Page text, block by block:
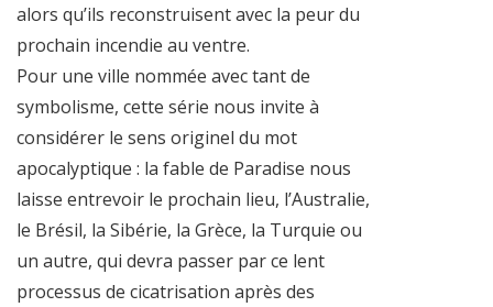
alors qu’ils reconstruisent avec la peur du
prochain incendie au ventre.
Pour une ville nommée avec tant de
symbolisme, cette série nous invite à
considérer le sens originel du mot
apocalyptique : la fable de Paradise nous
laisse entrevoir le prochain lieu, l’Australie,
le Brésil, la Sibérie, la Grèce, la Turquie ou
un autre, qui devra passer par ce lent
processus de cicatrisation après des